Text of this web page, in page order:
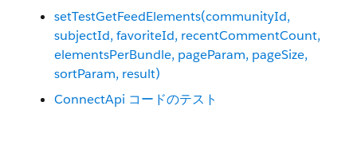
setTestGetFeedElements(communityId,
subjectId, favoriteId, recentCommentCount,
elementsPerBundle, pageParam, pageSize,
sortParam, result)
ConnectApi コードのテスト